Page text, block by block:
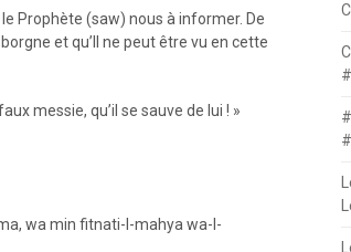
Prophète (saw) nous à informer. De
et qu’Il ne peut être vu en cette
messie, qu’il se sauve de lui ! »
wa min fitnati-l-mahya wa-l-